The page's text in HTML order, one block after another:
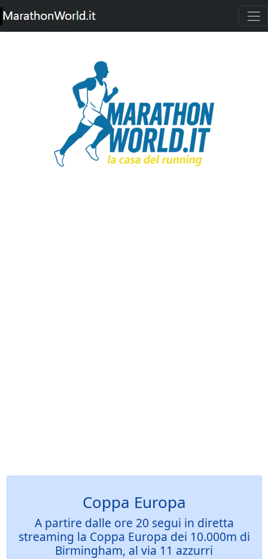
Coppa Europa
A partire dalle ore 20 segui in diretta
streaming la Coppa Europa dei 10.000m di
Birmingham, al via 11 azzurri